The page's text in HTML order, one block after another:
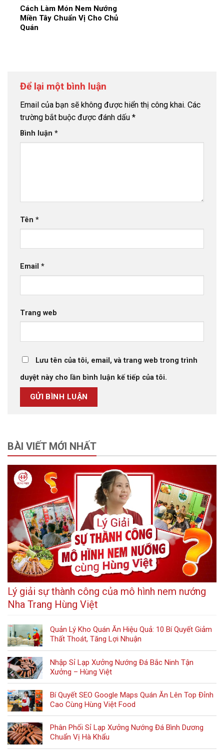
Cách Làm Món Nem Nướng
Miền Tây Chuẩn Vị Cho Chủ
Quán
Để lại một bình luận
Email của bạn sẽ không được hiển thị công khai. Các
trường bắt buộc được đánh dấu *
Bình luận *
Tên *
Email *
Trang web
Lưu tên của tôi, email, và trang web trong trình
duyệt này cho lần bình luận kế tiếp của tôi.
BÀI VIẾT MỚI NHẤT
Lý giải sự thành công của mô hình nem nướng
Nha Trang Hùng Việt
Quản Lý Kho Quán Ăn Hiệu Quả: 10 Bí Quyết Giảm
Thất Thoát, Tăng Lợi Nhuận
Nhập Sỉ Lạp Xưởng Nướng Đá Bắc Ninh Tận
Xưởng – Hùng Việt
Bí Quyết SEO Google Maps Quán Ăn Lên Top Đỉnh
Cao Cùng Hùng Việt Food
Phân Phối Sỉ Lạp Xưởng Nướng Đá Bình Dương
Chuẩn Vị Hà Khẩu